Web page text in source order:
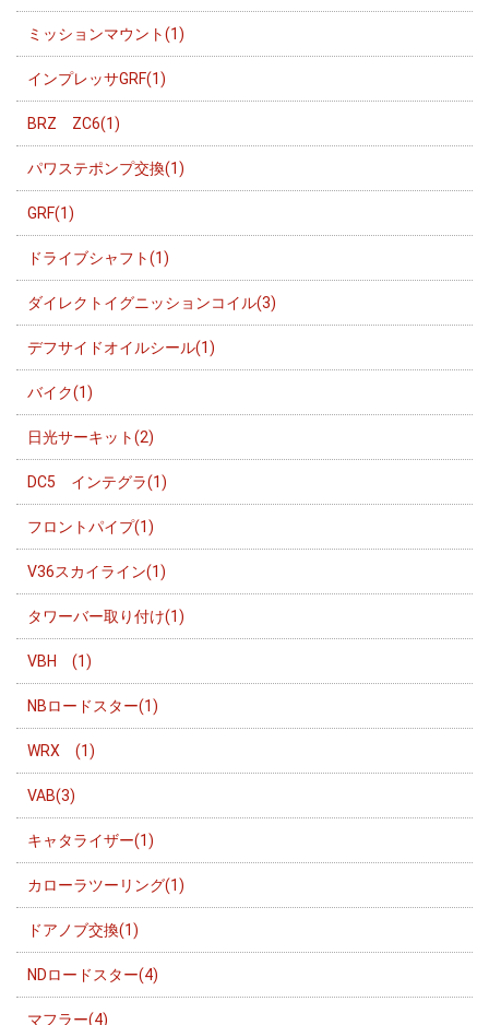
ミッションマウント(1)
インプレッサGRF(1)
BRZ ZC6(1)
パワステポンプ交換(1)
GRF(1)
ドライブシャフト(1)
ダイレクトイグニッションコイル(3)
デフサイドオイルシール(1)
バイク(1)
日光サーキット(2)
DC5 インテグラ(1)
フロントパイプ(1)
V36スカイライン(1)
タワーバー取り付け(1)
VBH (1)
NBロードスター(1)
WRX (1)
VAB(3)
キャタライザー(1)
カローラツーリング(1)
ドアノブ交換(1)
NDロードスター(4)
マフラー(4)